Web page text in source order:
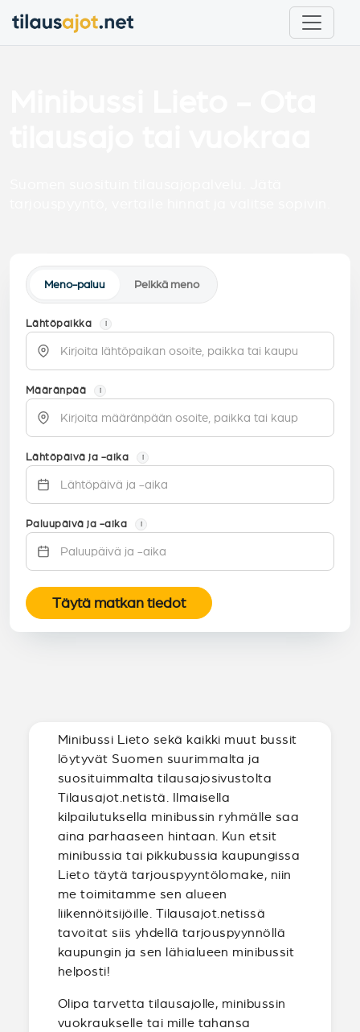
Meno-paluu Pelkkä meno
Lähtöpaikka i
Määränpää i
Lähtöpäivä ja -aika i
Paluupäivä ja -aika i
Täytä matkan tiedot
Minibussi Lieto sekä kaikki muut bussit
löytyvät Suomen suurimmalta ja
suosituimmalta tilausajosivustolta
Tilausajot.netistä. Ilmaisella
kilpailutuksella minibussin ryhmälle saa
aina parhaaseen hintaan. Kun etsit
minibussia tai pikkubussia kaupungissa
Lieto täytä tarjouspyyntölomake, niin
me toimitamme sen alueen
liikennöitsijöille. Tilausajot.netissä
tavoitat siis yhdellä tarjouspyynnöllä
kaupungin ja sen lähialueen minibussit
helposti!
Olipa tarvetta tilausajolle, minibussin
vuokraukselle tai mille tahansa